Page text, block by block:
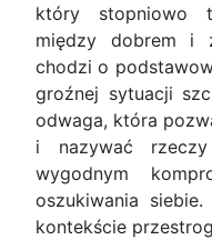
który stopniowo
między dobrem i
chodzi o
groźnej sytuacji
odwaga, która
i nazywać
wygodnym
oszukiwania
kontekście